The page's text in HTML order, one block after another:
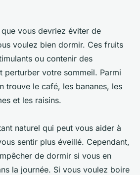
vous devriez éviter de
voulez bien dormir. Ces fruits
ou contenir des
perturber votre sommeil. Parmi
trouve le café, les bananes, les
et les raisins.
naturel qui peut vous aider à
sentir plus éveillé. Cependant,
de dormir si vous en
la journée. Si vous voulez boire